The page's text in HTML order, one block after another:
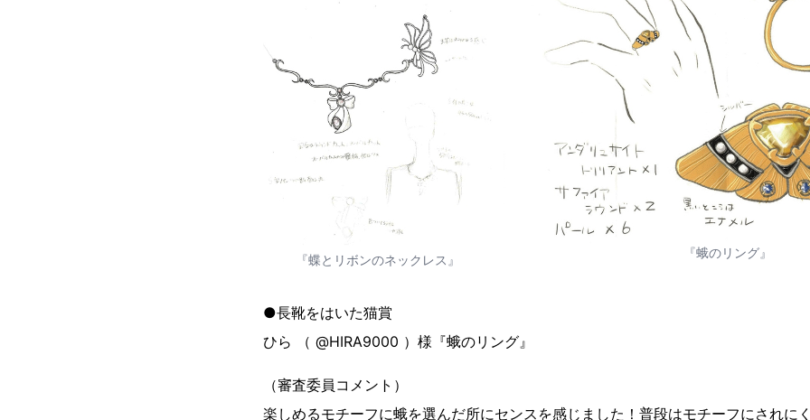
『蝶とリボンのネックレス』 『蛾のリング』
●長靴をはいた猫賞
ひら （ @HIRA9000 ）様『蛾のリング』
（審査委員コメント）
楽しめるモチーフに蛾を選んだ所にセンスを感じました！普段はモチーフにされに